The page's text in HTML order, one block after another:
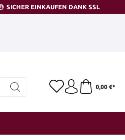
SICHER EINKAUFEN DANK SSL
0,00 €*